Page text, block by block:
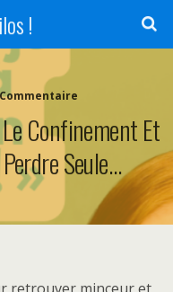
!
Confinement Et
Seule…